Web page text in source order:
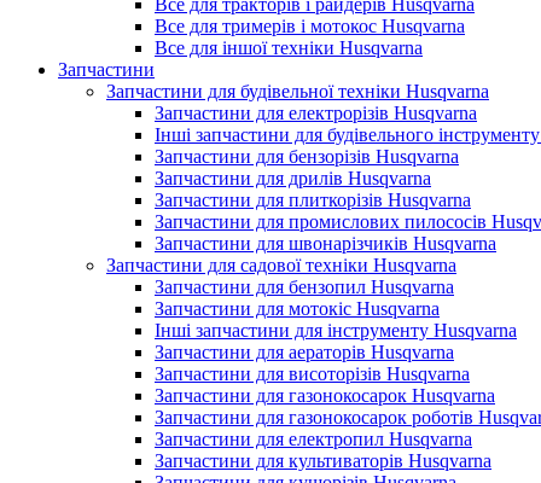
Все для тракторів і райдерів Husqvarna
Все для тримерів і мотокос Husqvarna
Все для іншої техніки Husqvarna
Запчастини
Запчастини для будівельної техніки Husqvarna
Запчастини для електрорізів Husqvarna
Інші запчастини для будівельного
Запчастини для бензорізів Husqvarna
Запчастини для дрилів Husqvarna
Запчастини для плиткорізів Husqvarna
Запчастини для промислових пилососів
Запчастини для швонарізчиків Husqvarna
Запчастини для садової техніки Husqvarna
Запчастини для бензопил Husqvarna
Запчастини для мотокіс Husqvarna
Інші запчастини для інструменту Husqvarna
Запчастини для аераторів Husqvarna
Запчастини для висоторізів Husqvarna
Запчастини для газонокосарок Husqvarna
Запчастини для газонокосарок роботів
Запчастини для електропил Husqvarna
Запчастини для культиваторів Husqvarna